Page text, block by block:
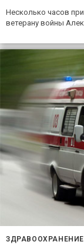
Несколько часов
ветерану войны
ЗДРАВООХРАНЕНИЕ